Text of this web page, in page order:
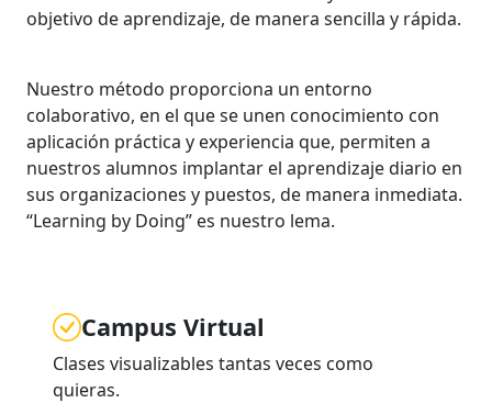
objetivo de aprendizaje, de manera sencilla y rápida.
Nuestro método proporciona un entorno
colaborativo, en el que se unen conocimiento con
aplicación práctica y experiencia que, permiten a
nuestros alumnos implantar el aprendizaje diario en
sus organizaciones y puestos, de manera inmediata.
“Learning by Doing” es nuestro lema.
Campus Virtual
Clases visualizables tantas veces como
quieras.